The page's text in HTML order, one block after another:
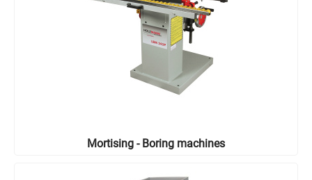
Mortising - Boring machines